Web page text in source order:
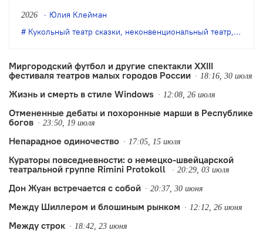
одной стороны, особое качество
выращенной фестивалем аудитории, с
тренды.
2026
Юлия Клейман
Кукольный театр сказки, неконвенциональный театр, театр
Миргородский футбол и другие спектакли XXIII
фестиваля театров малых городов России
18:16, 30 июля
Жизнь и смерть в стиле Windows 12:08, 26 июля
Отмененные дебаты и похоронные марши в Республике
богов
23:50, 19 июля
Непарадное одиночество 17:05, 15 июля
Кураторы повседневности: о немецко-швейцарской
театральной группе Rimini Protokoll
20:29, 03 июля
Дон Жуан встречается с собой 20:37, 30 июня
Между Шиллером и блошиным рынком 12:12, 26 июня
Между строк 18:42, 23 июня